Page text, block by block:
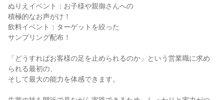
ぬりえイベント：お子様や親御さんへの
積極的なお声がけ！
飲料イベント：ターゲットを絞った
サンプリング配布！
「どうすればお客様の足を止められるのか」という営業職に求め
られる最初の、
そして最大の能力を体感できます。